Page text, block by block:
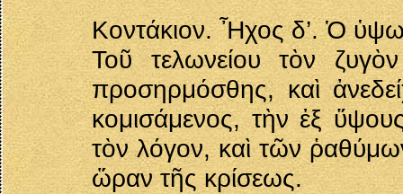
Κοντάκιον. Ἦχος δ’. Ὁ
Τοῦ τελωνείου τὸν
προσηρμόσθης, καὶ
κομισάμενος, τὴν ἐξ
τὸν λόγον, καὶ τῶν
ὥραν τῆς κρίσεως.